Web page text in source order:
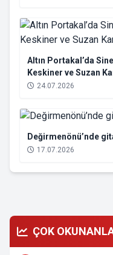
Altın Portakal’da
Keskiner ve Suzan
24.07.2026
Değirmenönü’nde
17.07.2026
ÇOK